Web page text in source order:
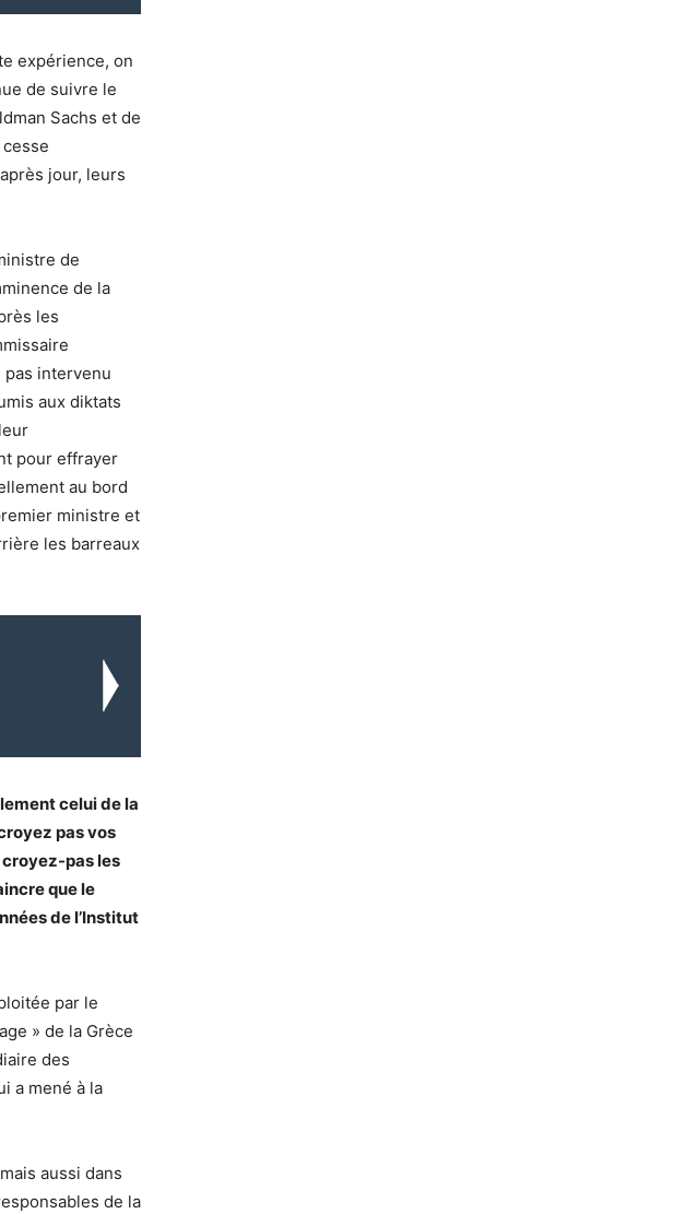
expérience, on
de suivre le
Sachs et de
jour, leurs
de
de la
les
pas intervenu
aux diktats
pour effrayer
au bord
ministre et
les barreaux
celui de la
pas vos
croyez-pas les
que le
de l’Institut
par le
» de la Grèce
des
a mené à la
aussi dans
de la